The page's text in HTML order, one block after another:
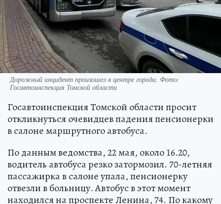
Дорожный инцидент произошел в центре города. Фото:
Госавтоинспекция Томской области
Госавтоинспекция Томской области просит
откликнуться очевидцев падения пенсионерки
в салоне маршрутного автобуса.
По данным ведомства, 22 мая, около 16.20,
водитель автобуса резко затормозил. 70-летняя
пассажирка в салоне упала, пенсионерку
отвезли в больницу. Автобус в этот момент
находился на проспекте Ленина, 74. По какому